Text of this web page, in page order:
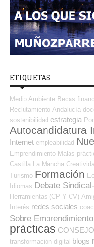
ETIQUETAS
Medio Ambiente Becas
Reclutamiento Andalucía
sostenibilidad estrategia
Autocandidatura
Internet empleabilidad
Emprendimiento Malas
Castilla La Mancha
Turismo Formación
Idiomas Debate
Herramientas (CP Y CV)
Interés redes sociales
Sobre Emprendimiento
prácticas
transformación digital blogs